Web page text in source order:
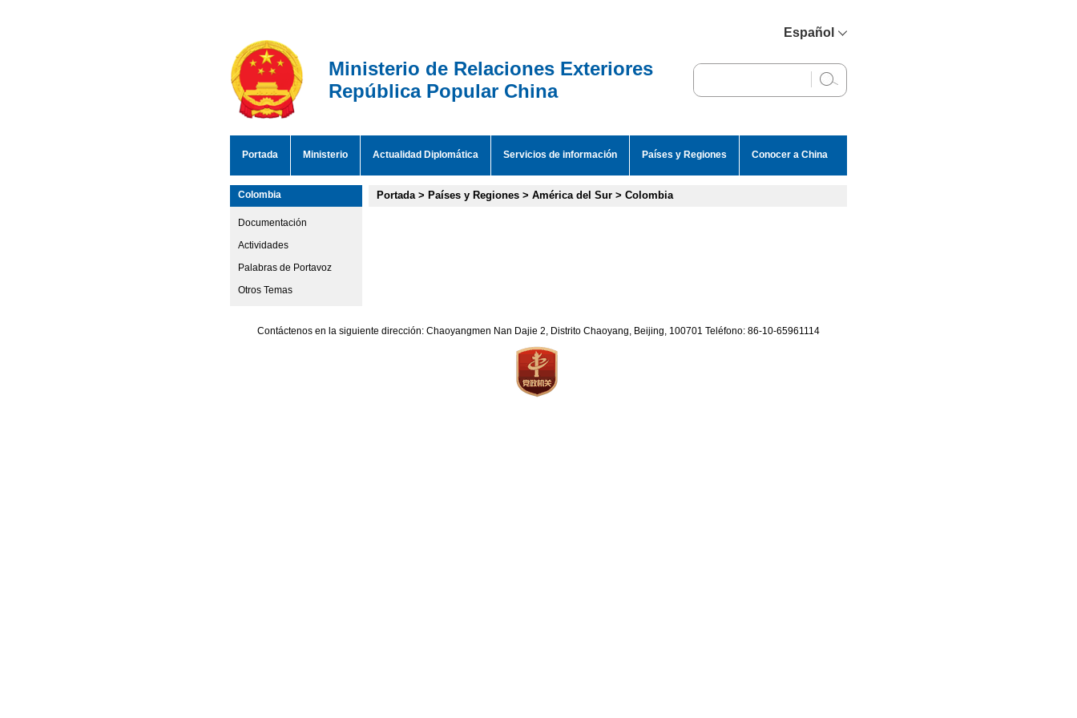
Español
English
Ministerio de Relaciones Exteriores
República Popular China
Portada Ministerio Actualidad Diplomática Servicios de información Países y Regiones Conocer a China
Colombia
Documentación
Actividades
Palabras de Portavoz
Otros Temas
Portada> Países y Regiones > América del Sur > Colombia
Contáctenos en la siguiente dirección: Chaoyangmen Nan Dajie 2, Distrito Chaoyang, Beijing, 100701 Teléfono: 86-10-65961114